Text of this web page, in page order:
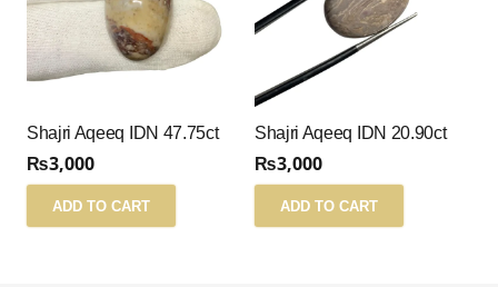
Shajri Aqeeq IDN 47.75ct
₨3,000
ADD TO CART
Shajri Aqeeq IDN 20.90ct
₨3,000
ADD TO CART